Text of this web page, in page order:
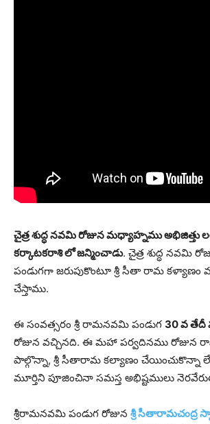
చైత్ర శుద్ధ నవమి రోజున మధ్యాహ్నము అభిజిత్తు
కర్కాటకరాశి లో జన్మించాడు. చైత్ర శుద్ధ నవమి
పండుగగా జరుపుకొంటూ శ్రీ సీతా రామ
చేస్తాము.
ఈ సంవత్సరం శ్రీ రామనవమి పండుగ 30 వ తేదీ
రోజున వచ్చినది. ఈ మహా పర్వదినము రోజున
పాల్గొన్నా, శ్రీ సీతారామ కల్యాణం చేయించుకొన్నా
మూర్తిని పూజించినా సమస్త అభిష్టములు
శ్రీరామనవమి పండుగ రోజున శ్రీ సీతారామచంద్ర